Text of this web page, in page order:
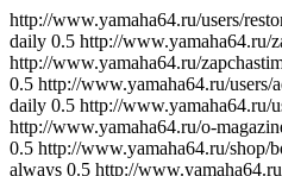
http://www.yamaha64.ru/users/
daily 0.5 http://www.yamaha64.ru/
http://www.yamaha64.ru/
0.5 http://www.yamaha64.ru/users/
daily 0.5 http://www.yamaha64.ru/
http://www.yamaha64.ru/o-
0.5 http://www.yamaha64.ru/shop/
always 0.5 http://